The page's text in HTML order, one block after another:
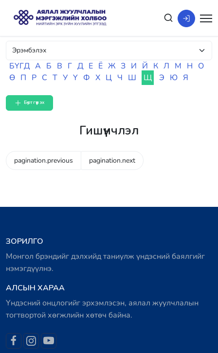
БҮГД А Б В Г Д Е Ё Ж З И Й К Л М Н О
Ө П Р С Т У Ү Ф Х Ц Ч Ш Щ Э Ю Я
Бүртгүүлэх
Гишүүнчлэл
pagination.previous pagination.next
ЗОРИЛГО
Монгол брэндийг дэлхийд таниулж үндэсний баялгийг
нэмэгдүүлнэ.
АЛСЫН ХАРАА
Үндэсний онцлогийг эрхэмлэсэн, аялал жуулчлалын
тогтвортой хөгжлийн хөтөч байна.